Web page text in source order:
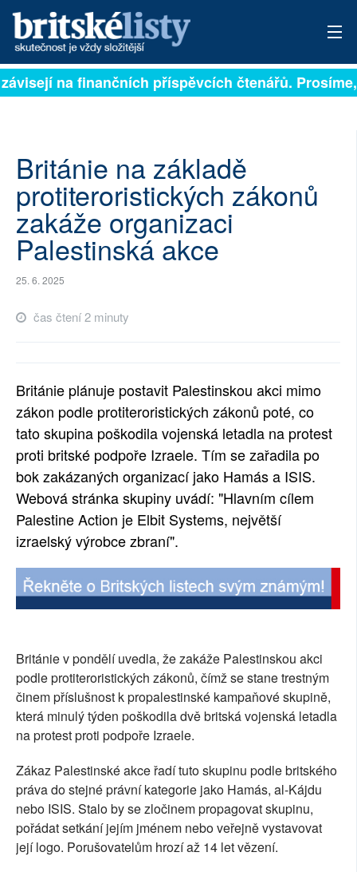
PŘIHLÁSIT
ARCHIV
ROZHOVORY
TÉMATA
RUBRIKY
PLNÁ VERZE STRÁNEK
na finančních příspěvcích čtenářů. Prosíme,
Británie na základě
protiteroristických zákonů
zakáže organizaci
Palestinská akce
25. 6. 2025
čas čtení 2 minuty
Británie plánuje postavit Palestinskou akci mimo
zákon podle protiteroristických zákonů poté, co
tato skupina poškodila vojenská letadla na protest
proti britské podpoře Izraele. Tím se zařadila po
bok zakázaných organizací jako Hamás a ISIS.
Webová stránka skupiny uvádí: "Hlavním cílem
Palestine Action je Elbit Systems, největší
izraelský výrobce zbraní".
Británie v pondělí uvedla, že zakáže Palestinskou akci
podle protiteroristických zákonů, čímž se stane trestným
činem příslušnost k propalestinské kampaňové skupině,
která minulý týden poškodila dvě britská vojenská letadla
na protest proti podpoře Izraele.
Zákaz Palestinské akce řadí tuto skupinu podle britského
práva do stejné právní kategorie jako Hamás, al-Kájdu
nebo ISIS. Stalo by se zločinem propagovat skupinu,
pořádat setkání jejím jménem nebo veřejně vystavovat
její logo. Porušovatelům hrozí až 14 let vězení.